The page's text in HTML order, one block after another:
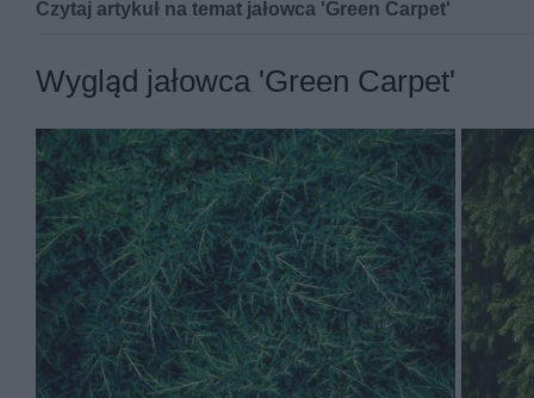
Czytaj artykuł na temat jałowca 'Green Carpet'
Jałowiec pospolity 'Green Carpet' znana pod łacińską
Jej miejsce pochodzenia to Norwegia, a w polskich
wrzosowiskowy.
Podstawowymi walorami jałowca 'green carpet' są
Jałowiec green carpet rośnie rocznie od 10 do 20 cm
carpet' jest .
Liście rośliny są ciemnnozielone i igłowate
Wygląd jałowca 'Green Carpet'